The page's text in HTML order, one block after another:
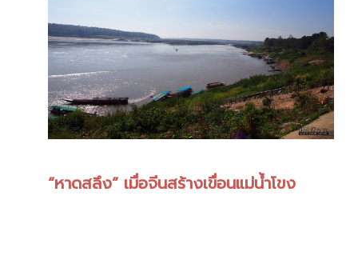
“หาดสลึง” เมื่อจีนสร้างเขื่อนแม่น้ำโขง